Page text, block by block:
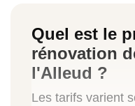
Quel est le
rénovation
l'Alleud ?
Les tarifs varient